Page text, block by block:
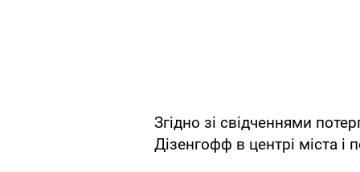
Згідно зі свідченнями
Дізенгофф в центрі міста і